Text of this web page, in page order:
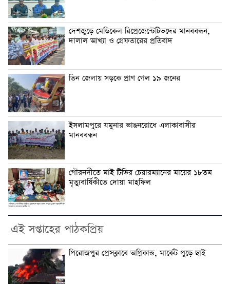
দেশজুড়ে মেডিকেল রিপ্রেজেন্টেটিভদের মানববন্ধন,
দালাল আখ্যা ও গ্রেফতারের প্রতিবাদ
তিন জেলায় সড়কে প্রাণ গেল ১৯ জনের
ইসলামপুরে যমুনার ভাঙনরোধে এলাকাবাসীর
মানববন্ধন
গৌরনদীতে মাই টিভির চেয়ারম্যানের মায়ের ১৮তম
মৃত্যুবার্ষিকীতে দোয়া মাহফিল
এই সপ্তাহের পাঠকপ্রিয়
পিরোজপুর প্রেসক্লাবে অগ্নিকান্ড, মার্কেট পুড়ে ছাই